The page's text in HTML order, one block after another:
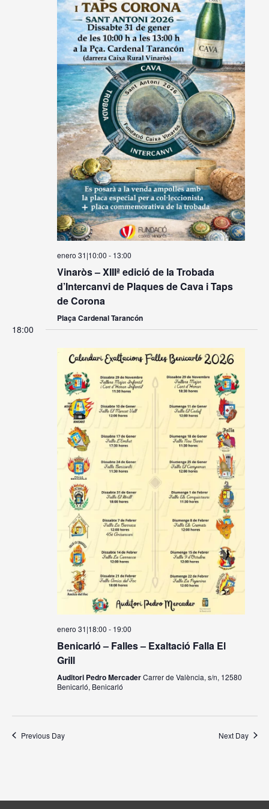
enero 31|10:00 - 13:00
Vinaròs – XIIIª edició de la Trobada
d’Intercanvi de Plaques de Cava i Taps
de Corona
Plaça Cardenal Tarancón
18:00
enero 31|18:00 - 19:00
Benicarló – Falles – Exaltació Falla El
Grill
Auditori Pedro MercaderCarrer de València, s/n, 12580
Benicarló, Benicarló
Previous Day Next Day